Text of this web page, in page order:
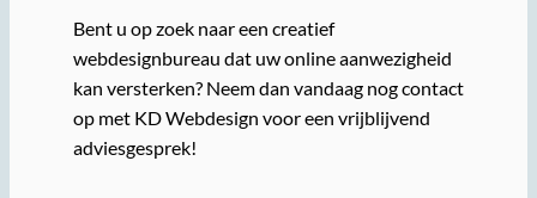
Bent u op zoek naar een creatief
webdesignbureau dat uw online aanwezigheid
kan versterken? Neem dan vandaag nog contact
op met KD Webdesign voor een vrijblijvend
adviesgesprek!